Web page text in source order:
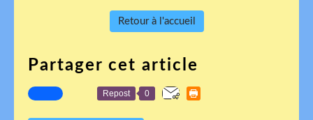
Retour à l'accueil
Partager cet article
Repost 0